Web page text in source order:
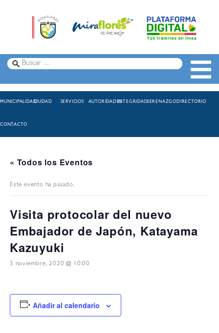
MUNICIPALIDADCIUDAD SERVICIOS AUTORIDADESINTEGRIDADSERENAZGODIRECTORIO
CONTACTO
« Todos los Eventos
Este evento ha pasado.
Visita protocolar del nuevo
Embajador de Japón, Katayama
Kazuyuki
3 noviembre, 2020 @ 10:00
Añadir al calendario